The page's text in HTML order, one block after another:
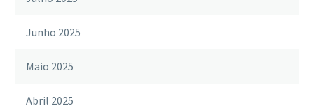
Junho 2025
Maio 2025
Abril 2025